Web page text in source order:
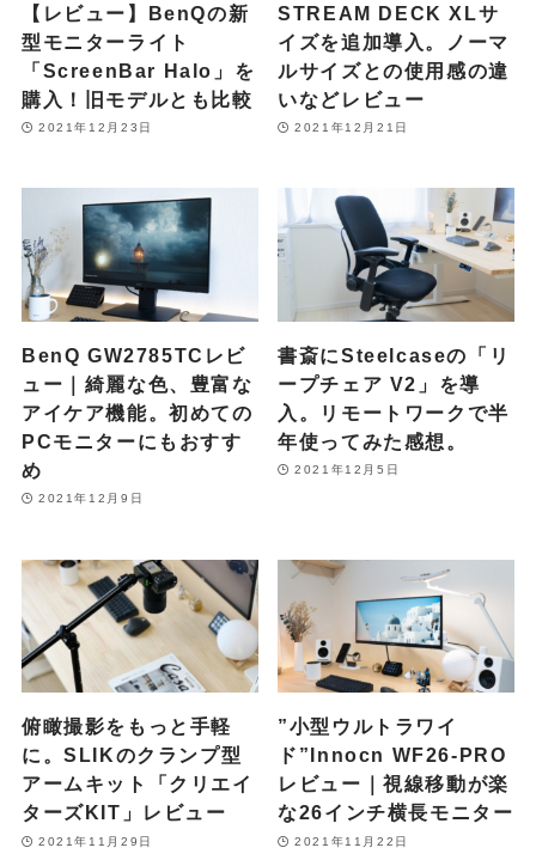
【レビュー】BenQの新
型モニターライト
「ScreenBar Halo」を
購入！旧モデルとも比較
2021年12月23日
STREAM DECK XLサ
イズを追加導入。ノーマ
ルサイズとの使用感の違
いなどレビュー
2021年12月21日
BenQ GW2785TCレビ
ュー｜綺麗な色、豊富な
アイケア機能。初めての
PCモニターにもおすす
め
2021年12月9日
書斎にSteelcaseの「リ
ープチェア V2」を導
入。リモートワークで半
年使ってみた感想。
2021年12月5日
俯瞰撮影をもっと手軽
に。SLIKのクランプ型
アームキット「クリエイ
ターズKIT」レビュー
2021年11月29日
”小型ウルトラワイ
ド”Innocn WF26-PRO
レビュー｜視線移動が楽
な26インチ横長モニター
2021年11月22日